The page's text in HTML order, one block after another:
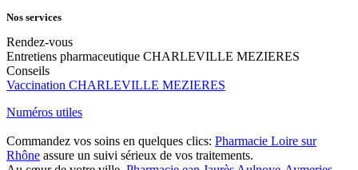
Nos services
Rendez-vous
Entretiens pharmaceutique CHARLEVILLE MEZIERES
Conseils
Vaccination CHARLEVILLE MEZIERES
Numéros utiles
Commandez vos soins en quelques clics: Pharmacie Loire sur
Rhône assure un suivi sérieux de vos traitements.